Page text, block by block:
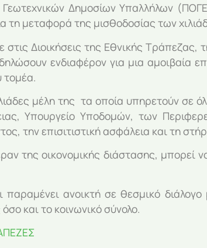
Δημοσίων Υπαλλήλων
τη μεταφορά της μισθοδοσίας των
στις Διοικήσεις της Εθνικής
ενδιαφέρον για μια αμοιβαία
τομέα.
μέλη της τα οποία υπηρετούν
Υπουργείο Υποδομών, των
την επισιτιστική ασφάλεια και τη
της οικονομικής διάστασης, μπορεί
παραμένει ανοικτή σε θεσμικό
και το κοινωνικό σύνολο.